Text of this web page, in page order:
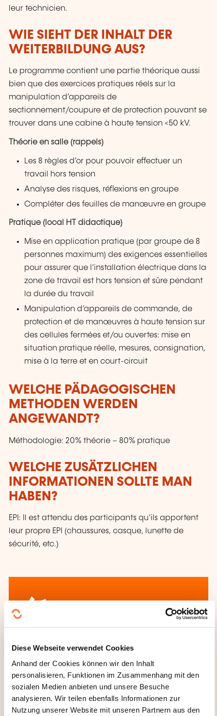
Diese Webseite verwendet Cookies
Anhand der Cookies können wir den Inhalt
personalisieren, Funktionen im Zusammenhang mit den
sozialen Medien anbieten und unsere Besuche
analysieren. Wir teilen ebenfalls Informationen zur
Nutzung unserer Website mit unseren Partnern aus den
leur technicien.
WIE SIEHT DER INHALT DER
WEITERBILDUNG AUS?
Le programme contient une partie théorique aussi
bien que des exercices pratiques réels sur la
manipulation d’appareils de
sectionnement/coupure et de protection pouvant se
trouver dans une cabine à haute tension <50 kV.
Théorie en salle (rappels)
Les 8 règles d’or pour pouvoir effectuer un
travail hors tension
Analyse des risques, réflexions en groupe
Compléter des feuilles de manœuvre en groupe
Pratique (local HT didactique)
Mise en application pratique (par groupe de 8
personnes maximum) des exigences essentielles
pour assurer que l’installation électrique dans la
zone de travail est hors tension et sûre pendant
la durée du travail
Manipulation d’appareils de commande, de
protection et de manœuvres à haute tension sur
des cellules fermées et/ou ouvertes: mise en
situation pratique réelle, mesures, consignation,
mise à la terre et en court-circuit
WELCHE PÄDAGOGISCHEN
METHODEN WERDEN
ANGEWANDT?
Méthodologie: 20% théorie – 80% pratique
WELCHE ZUSÄTZLICHEN
INFORMATIONEN SOLLTE MAN
HABEN?
EPI: Il est attendu des participants qu’ils apportent
leur propre EPI (chaussures, casque, lunette de
sécurité, etc.)
Weiterbildungsinstitut
kontaktieren?
Alexandre Chapon
alexandre.chapon@technifutur.be